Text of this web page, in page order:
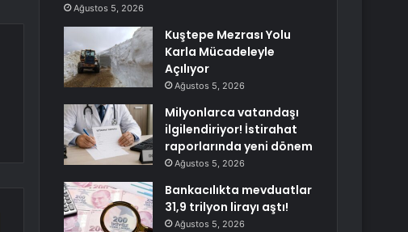
Ağustos 5, 2026
Kuştepe Mezrası Yolu
Karla Mücadeleyle
Açılıyor
Ağustos 5, 2026
Milyonlarca vatandaşı
ilgilendiriyor! İstirahat
raporlarında yeni dönem
Ağustos 5, 2026
Bankacılıkta mevduatlar
31,9 trilyon lirayı aştı!
Ağustos 5, 2026